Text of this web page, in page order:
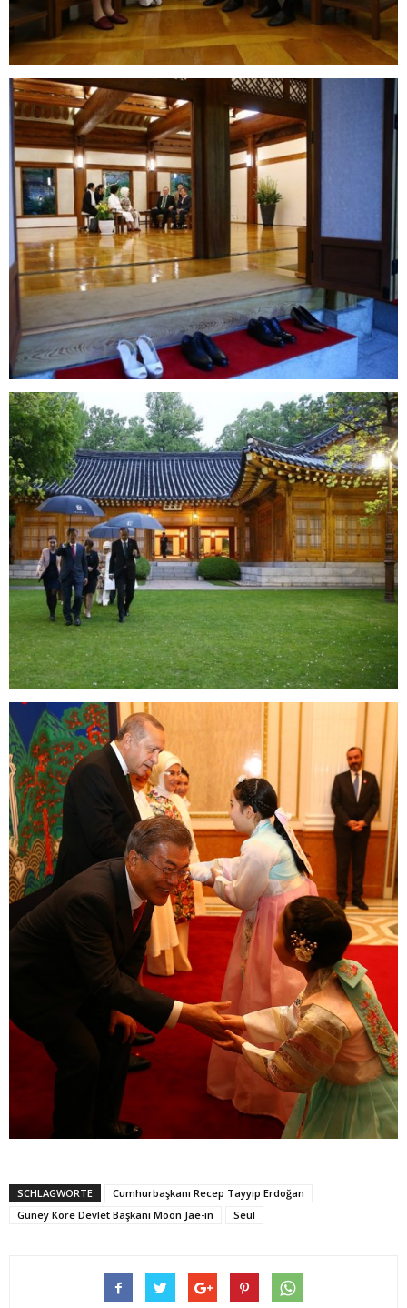
SCHLAGWORTE
Cumhurbaşkanı Recep Tayyip Erdoğan
Güney Kore Devlet Başkanı Moon Jae-in
Seul